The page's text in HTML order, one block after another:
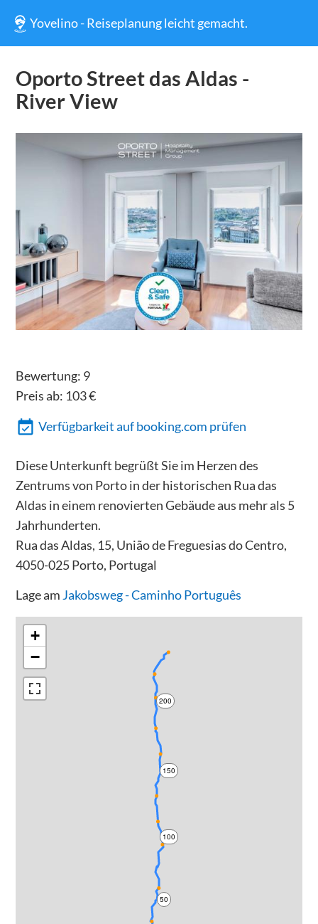
Yovelino - Reiseplanung leicht gemacht.
Oporto Street das Aldas -
River View
Bewertung: 9
Preis ab: 103€
Verfügbarkeit auf booking.com prüfen
Diese Unterkunft begrüßt Sie im Herzen des
Zentrums von Porto in der historischen Rua das
Aldas in einem renovierten Gebäude aus mehr als 5
Jahrhunderten.
Rua das Aldas, 15, União de Freguesias do Centro,
4050-025 Porto, Portugal
Lage amJakobsweg - Caminho Português
50
100
150
200
+
−